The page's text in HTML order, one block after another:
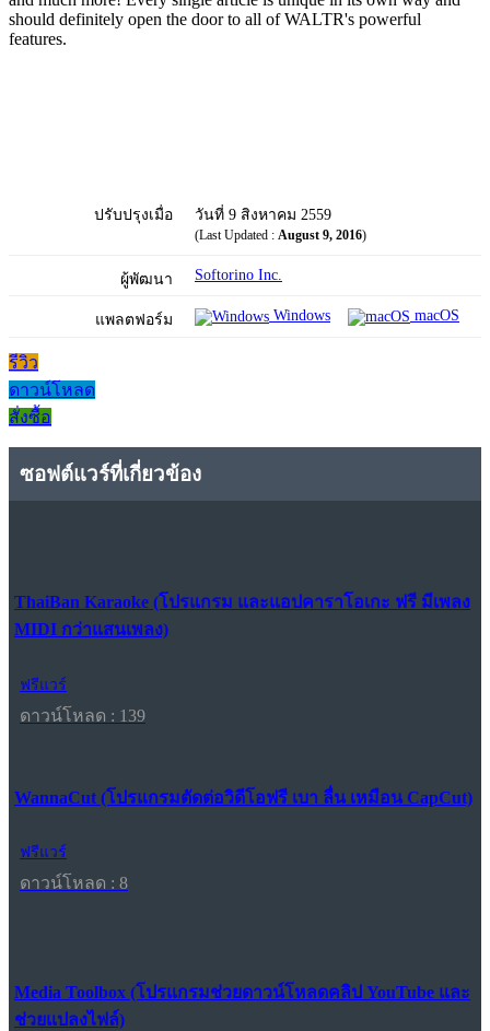
should definitely open the door to all of WALTR's powerful
features.
ปรับปรุงเมื่อ วันที่ 9 สิงหาคม 2559
(Last Updated : August 9, 2016)
ผู้พัฒนา Softorino Inc.
แพลตฟอร์ม Windows macOS
รีวิว
ดาวน์โหลด
สั่งซื้อ
ซอฟต์แวร์ที่เกี่ยวข้อง
ThaiBan Karaoke (โปรแกรม และแอปคาราโอเกะ ฟรี มีเพลง
MIDI กว่าแสนเพลง)
ฟรีแวร์
ดาวน์โหลด : 139
WannaCut (โปรแกรมตัดต่อวิดีโอฟรี เบา ลื่น เหมือน CapCut)
ฟรีแวร์
ดาวน์โหลด : 8
Media Toolbox (โปรแกรมช่วยดาวน์โหลดคลิป YouTube และ
ช่วยแปลงไฟล์)